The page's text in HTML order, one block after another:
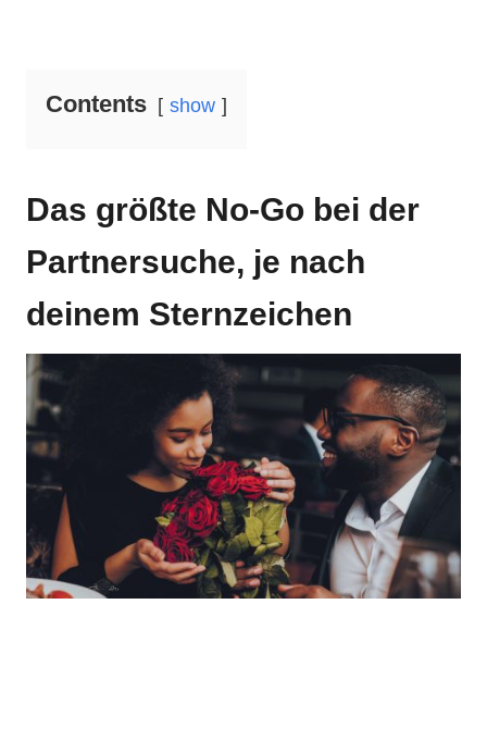
Contents show
Das größte No-Go bei der
Partnersuche, je nach
deinem Sternzeichen